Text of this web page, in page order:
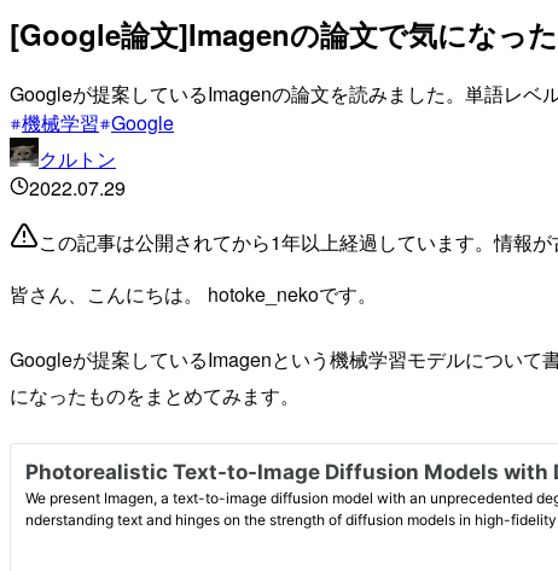
[Google論文]Imagenの論文で気になっ
Googleが提案しているImagenの論文を読みました。単語レベ
機械学習 Google
クルトン
2022.07.29
この記事は公開されてから1年以上経過しています。情報
皆さん、こんにちは。 hotoke_nekoです。
Googleが提案しているImagenという機械学習モデルについ
になったものをまとめてみます。